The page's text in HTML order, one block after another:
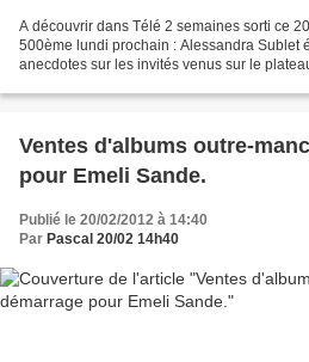
A découvrir dans Télé 2 semaines sorti ce
500ème lundi prochain : Alessandra Sublet
anecdotes sur les invités venus sur le
Ventes d'albums outre-
pour Emeli Sande.
Publié le 20/02/2012 à 14:40
Par Pascal 20/02 14h40